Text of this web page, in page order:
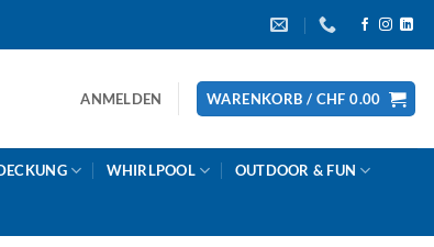
ANMELDEN WARENKORB / CHF 0.00
WHIRLPOOL OUTDOOR & FUN